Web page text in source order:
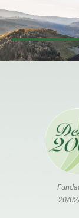
20/